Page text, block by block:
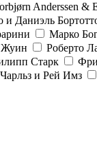
Anderssen &
и Даниэль
Марко
Жуин Роберто
Старк
Чарльз и Рей Имз